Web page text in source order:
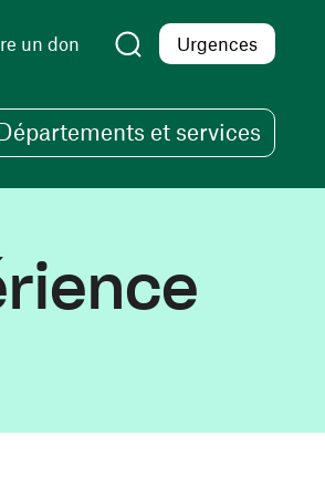
un don Urgences
et services